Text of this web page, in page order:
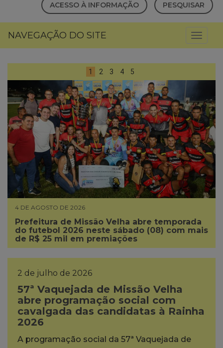
ACESSO À INFORMAÇÃO PESQUISAR
NAVEGAÇÃO DO SITE
1 2 3 4 5
4 DE AGOSTO DE 2026
Prefeitura de Missão Velha abre temporada
do futebol 2026 neste sábado (08) com mais
de R$ 25 mil em premiações
2 de julho de 2026
57ª Vaquejada de Missão Velha
abre programação social com
cavalgada das candidatas à Rainha
2026
A programação social da 57ª Vaquejada de